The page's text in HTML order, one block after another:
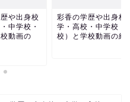
や出身校
中学校・
動画の
彩香の学歴や出身校
学・高校・中学校・
校）と学校動画の紹